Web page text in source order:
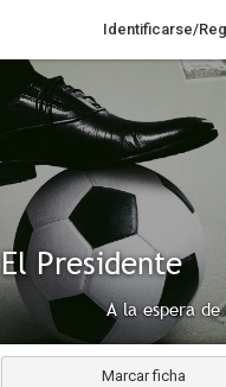
Identificarse/
El Presidente
A la espera de
Marcar ficha